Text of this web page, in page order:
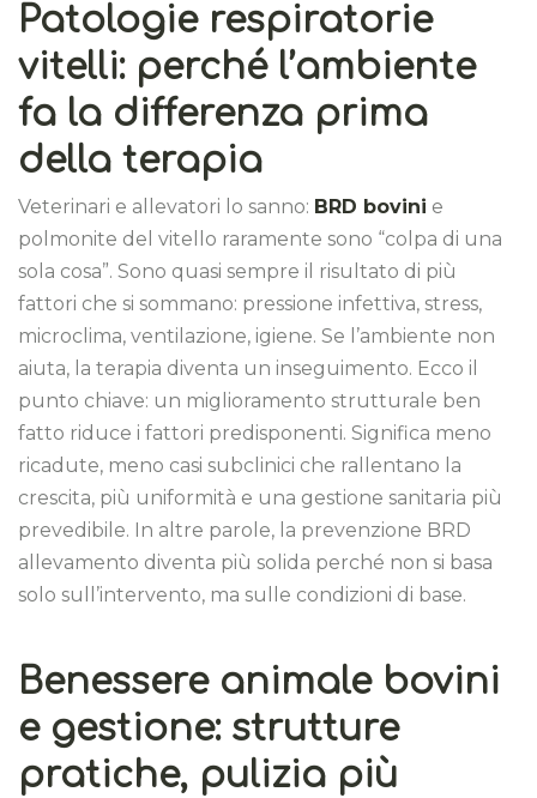
Patologie respiratorie
vitelli: perché l’ambiente
fa la differenza prima
della terapia
Veterinari e allevatori lo sanno: BRD bovini e
polmonite del vitello raramente sono “colpa di una
sola cosa”. Sono quasi sempre il risultato di più
fattori che si sommano: pressione infettiva, stress,
microclima, ventilazione, igiene. Se l’ambiente non
aiuta, la terapia diventa un inseguimento. Ecco il
punto chiave: un miglioramento strutturale ben
fatto riduce i fattori predisponenti. Significa meno
ricadute, meno casi subclinici che rallentano la
crescita, più uniformità e una gestione sanitaria più
prevedibile. In altre parole, la prevenzione BRD
allevamento diventa più solida perché non si basa
solo sull’intervento, ma sulle condizioni di base.
Benessere animale bovini
e gestione: strutture
pratiche, pulizia più